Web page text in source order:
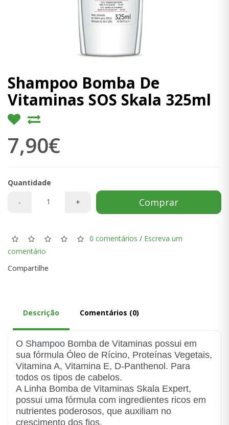
Shampoo Bomba De
Vitaminas SOS Skala 325ml
7,90€
Quantidade
-
+ Comprar
0 comentários / Escreva um
comentário
Compartilhe
Descrição Comentários (0)
O Shampoo Bomba de Vitaminas possui em
sua fórmula Óleo de Rícino, Proteínas Vegetais,
Vitamina A, Vitamina E, D-Panthenol. Para
todos os tipos de cabelos.
A Linha Bomba de Vitaminas Skala Expert,
possui uma fórmula com ingredientes ricos em
nutrientes poderosos, que auxiliam no
crescimento dos fios.